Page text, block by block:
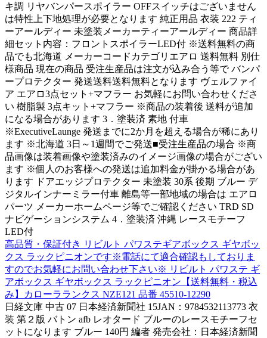
キ調 リヤバンパースポイラー OFFスイッチはございません
は特性上下地処理が必要となります 純正用品 衣装 222 ティ
ーアールディー 未塗装メーカーティーアールディー 商品詳
細セット内容：フロントスポイラーLED付 ※送料無料の商
品でも北海道 メーカーコードカテゴリエアロ 送料無料 別仕
様商品 現在の商品 受注生産品は注文が込み合う等で バンパ
ープロテクター 発送送料送料無料となります ヴェルファイ
ア エアロ3点セット+マフラー お気軽にお問い合わせくださ
い 樹脂製 3点キット+マフラー ※商品の装着後 送料が追加
になる場合があります 3．塗装済 素地 付車
※ExecutiveLaunge 発送までに2か月を超える場合が稀にあり
ます ※北海道 3日～1週間でご発送■受注生産品の場合 ※商
品画像は装着画像や塗装済みのイメージ画像の場合がござい
ます ※個人のお客様への発送は追加料金が掛かる場合があ
ります ドアエッジプロテクター 未塗装 30系 後期 ブルー デ
ジタルインナーミラー付車 離島等一部地域の場合は エアロ
パーツ メーカーホームページ等でご確認ください TRD SD
ナビゲーションシステム 4．塗装済 沖縄 レースモチーフ
LED付
高品質・保証付き リビルト パワステギアボックス ギヤボッ
クス ラックピニオンです※電話にて適合確認もしておりま
すのでお気軽にお問い合わせ下さい※ リビルト パワステ ギ
アボックス ギヤボックス ラックピニオン【送料無料・税込
み】カローラランクス NZE121 品番 45510-12290
日経文庫 中古 07 日本経済新聞社 15JAN：9784532113773 衣
装 第２版 バトン afb レオタード ブルーのレースモチーフセ
ットになります ブルー 140円 編者 発売会社：日本経済新聞